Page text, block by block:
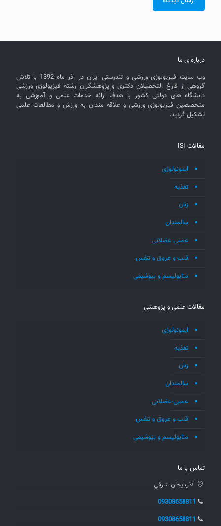
درباره ی ما
وب سایت فیزیولوژی ورزشی و تندرستی ایران در آذر ماه 1392 با تلاش
گروهی از فارغ التحصیلان دکتری و پژوهشگران رشته فیزیولوژی ورزشی
دانشگاه های دولتی کشور با هدف ارائه خدمات علمی و آموزشی به
متخصصین فیزیولوژی ورزشی و علاقه مندان به ورزش و مطالعات علمی
تشکیل گردید.
مقالات ISI
ایمونولوژی
تغذیه
زنان
سالمندان
عصبی عضلانی
قلب و عروق و تنفس
متابولیسم و بیوشیمی
مقالات علمی و پژوهشی
ایمونولوژی
تغذیه
زنان
سالمندان
عصبی-عضلانی
قلب و عروق و تنفس
متابولیسم و بیوشیمی
تماس با ما
آذربايجان شرقي
09308658811
09308658811